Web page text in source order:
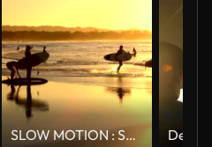
SLOW MOTION : Surf méconnaissable personnes jouissant surf de soirée d’été dans l’océan